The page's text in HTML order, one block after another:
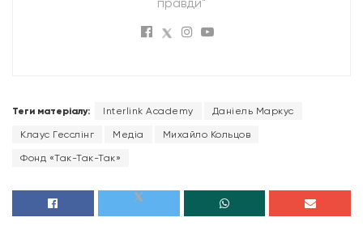
Теги матеріалу: Interlink Academy Даніель Маркус
Клаус Гесслінг Медіа Михайло Кольцов
Фонд «Так-Так-Так»